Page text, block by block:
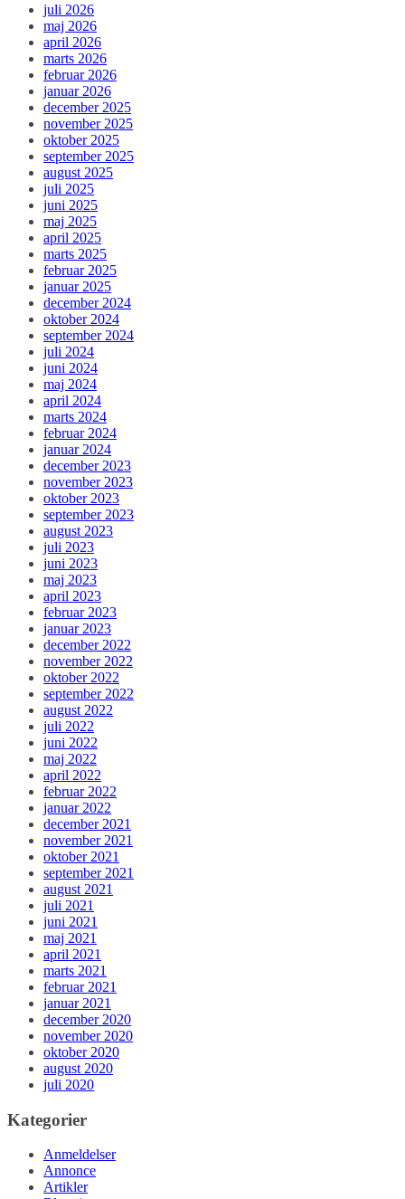
juli 2026
maj 2026
april 2026
marts 2026
februar 2026
januar 2026
december 2025
november 2025
oktober 2025
september 2025
august 2025
juli 2025
juni 2025
maj 2025
april 2025
marts 2025
februar 2025
januar 2025
december 2024
oktober 2024
september 2024
juli 2024
juni 2024
maj 2024
april 2024
marts 2024
februar 2024
januar 2024
december 2023
november 2023
oktober 2023
september 2023
august 2023
juli 2023
juni 2023
maj 2023
april 2023
februar 2023
januar 2023
december 2022
november 2022
oktober 2022
september 2022
august 2022
juli 2022
juni 2022
maj 2022
april 2022
februar 2022
januar 2022
december 2021
november 2021
oktober 2021
september 2021
august 2021
juli 2021
juni 2021
maj 2021
april 2021
marts 2021
februar 2021
januar 2021
december 2020
november 2020
oktober 2020
august 2020
juli 2020
Kategorier
Anmeldelser
Annonce
Artikler